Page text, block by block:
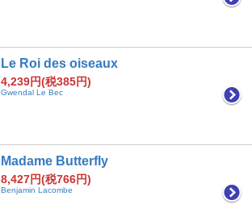
Le Roi des oiseaux
4,239円(税385円)
Gwendal Le Bec
Madame Butterfly
8,427円(税766円)
Benjamin Lacombe